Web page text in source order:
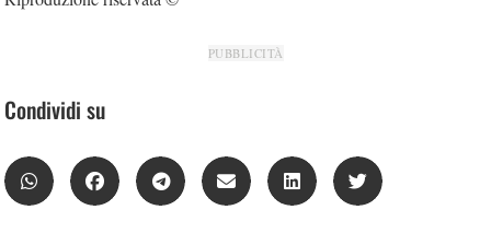
PUBBLICITÀ
Condividi su